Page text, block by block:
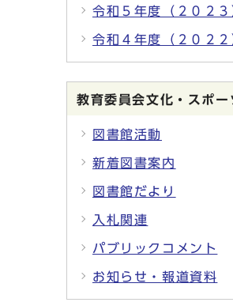
令和５年度（２０２
令和４年度（２０２
教育委員会文化・スポー
図書館活動
新着図書案内
図書館だより
入札関連
パブリックコメント
お知らせ・報道資料